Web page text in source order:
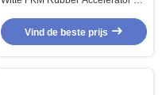
Actief
Vind de beste prijs